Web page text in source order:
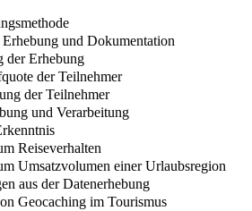
und Dokumentation
der Erhebung
der Teilnehmer
der Teilnehmer
und Verarbeitung
Reiseverhalten
Umsatzvolumen einer Urlaubsregion
aus der Datenerhebung
Geocaching im Tourismus